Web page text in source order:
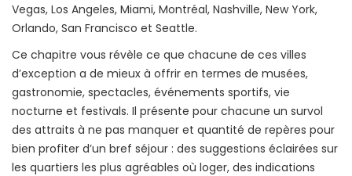
Vegas, Los Angeles, Miami, Montréal, Nashville, New York,
Orlando, San Francisco et Seattle.
Ce chapitre vous révèle ce que chacune de ces villes
d’exception a de mieux à offrir en termes de musées,
gastronomie, spectacles, événements sportifs, vie
nocturne et festivals. Il présente pour chacune un survol
des attraits à ne pas manquer et quantité de repères pour
bien profiter d’un bref séjour : des suggestions éclairées sur
les quartiers les plus agréables où loger, des indications